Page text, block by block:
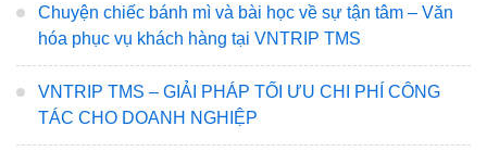
Chuyện chiếc bánh mì và bài học về sự tận tâm – Văn
hóa phục vụ khách hàng tại VNTRIP TMS
VNTRIP TMS – GIẢI PHÁP TỐI ƯU CHI PHÍ CÔNG
TÁC CHO DOANH NGHIỆP